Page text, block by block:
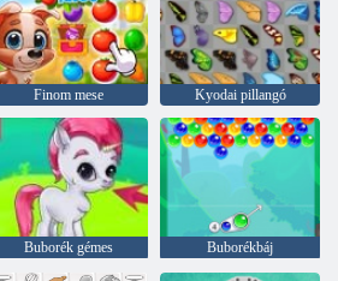
Finom mese Kyodai pillangó
Buborék gémes Buborékbáj